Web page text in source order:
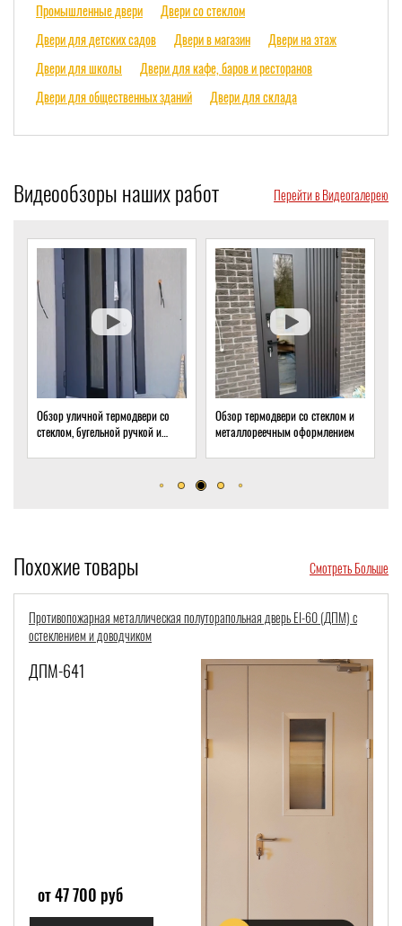
Промышленные двери
Двери со стеклом
Двери для детских садов
Двери в магазин
Двери на этаж
Двери для школы
Двери для кафе, баров и ресторанов
Двери для общественных зданий
Двери для склада
Видеообзоры наших работ Перейти в Видеогалерею
Обзор уличной термодвери со
стеклом, бугельной ручкой и
Обзор термодвери со стеклом и
металлореечным оформлением
Похожие товары Смотреть Больше
Противопожарная металлическая полуторапольная дверь EI-60 (ДПМ) с
остеклением и доводчиком
ДПМ-641
от 47 700 руб